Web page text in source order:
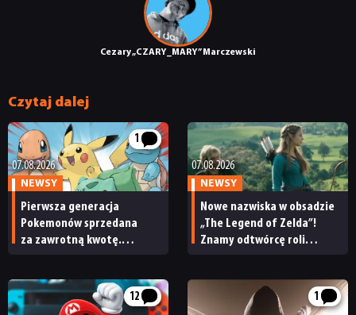
Cezary „CZARY_MARY” Marczewski
Czytaj dalej
1
07.08.2026
NEWSY
Pierwsza generacja
Pokemonów sprzedana
za zawrotną kwotę.
kolekcjonerskim
07.08.2026
NEWSY
Nowe nazwiska w obsadzie
„The Legend of Zelda”!
Znamy odtwórcę roli
12 1